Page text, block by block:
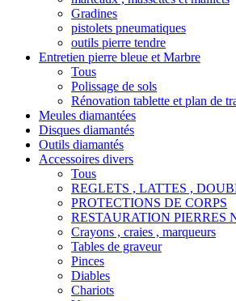
Gradines
pistolets pneumatiques
outils pierre tendre
Entretien pierre bleue et Marbre
Tous
Polissage de sols
Rénovation tablette et plan de
Meules diamantées
Disques diamantés
Outils diamantés
Accessoires divers
Tous
REGLETS , LATTES ,
PROTECTIONS DE CORPS
RESTAURATION PIERRES
Crayons , craies , marqueurs
Tables de graveur
Pinces
Diables
Chariots